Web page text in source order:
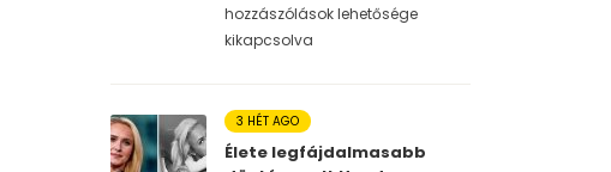
hozzászólások lehetősége
kikapcsolva
3 HÉT AGO
Élete legfájdalmasabb